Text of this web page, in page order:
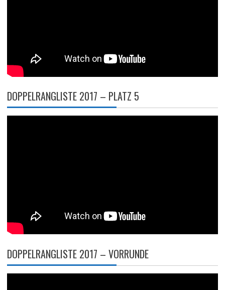
DOPPELRANGLISTE 2017 – PLATZ 5
DOPPELRANGLISTE 2017 – VORRUNDE